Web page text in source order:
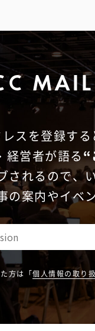
スを登録する
経営者が語る“
されるので、
の案内やイベ
方は「個人情報の取り